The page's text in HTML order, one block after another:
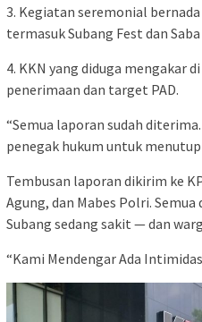
3. Kegiatan seremonial
termasuk Subang Fest dan Saba
4. KKN yang diduga mengakar
penerimaan dan target PAD.
“Semua laporan sudah
penegak hukum untuk
Tembusan laporan dikirim ke
Agung, dan Mabes Polri.
Subang sedang sakit — dan
“Kami Mendengar Ada